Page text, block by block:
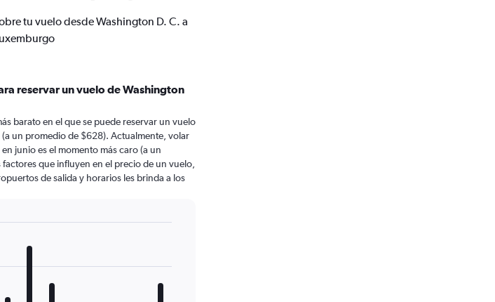
tu vuelo desde Washington D. C. a
reservar un vuelo de Washington
barato en el que se puede reservar un vuelo
un promedio de $628). Actualmente, volar
junio es el momento más caro (a un
que influyen en el precio de un vuelo,
de salida y horarios les brinda a los